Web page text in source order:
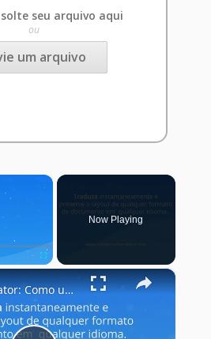
seu arquivo aqui
ou
um arquivo
×
Fullscreen
Now Playing
×
Doc Translator: Como uso o tradutor de documentos?